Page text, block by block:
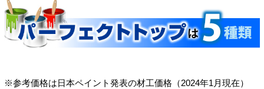
※参考価格は日本ペイント発表の材工価格（2024年1月現在）